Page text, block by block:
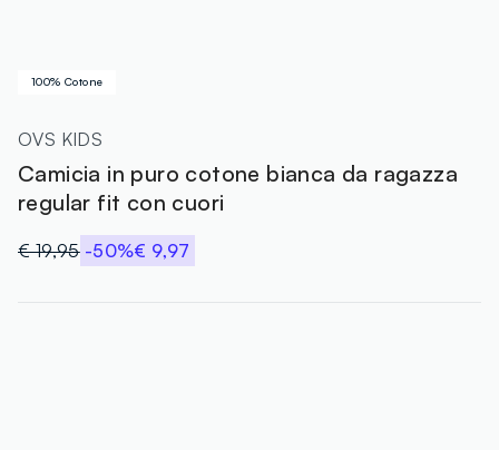
100% Cotone
OVS KIDS
Camicia in puro cotone bianca da ragazza
regular fit con cuori
€ 19,95 -50%€ 9,97